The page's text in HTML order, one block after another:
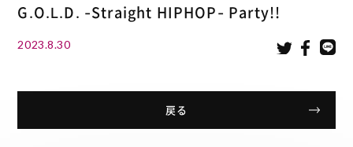
G.O.L.D. -Straight HIPHOP- Party!!
2023.8.30
戻る